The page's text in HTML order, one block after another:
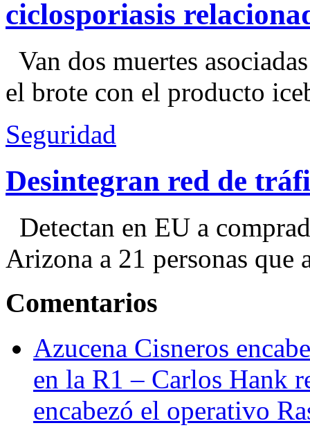
ciclosporiasis
Van dos muertes
el brote con el producto
Seguridad
Desintegran red de
Detectan en EU a
Arizona a 21 personas que
Comentarios
Azucena Cisneros
en la R1 – Carlos Hank
encabezó el operativo